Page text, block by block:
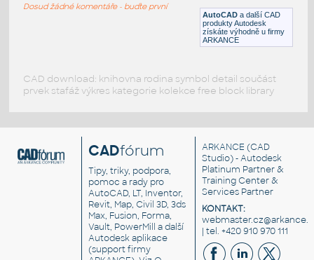
Nábytek AutoCAD a další CAD
produkty Autodesk
získáte výhodně u firmy
ARKANCE
Dosud žádné komentáře - buďte první
CAD download: knihovna rodina symbol detail součást
prvek stafáž výkres kategorie kolekce free block library
CADfórum
Tipy, triky, podpora,
pomoc a rady pro
AutoCAD, LT, Inventor,
Revit, Map, Civil 3D, 3ds
Max, Fusion, Forma,
Vault, PowerMill a další
Autodesk aplikace
(support firmy
ARKANCE (CAD
Studio) - Autodesk
Platinum Partner &
Training Center &
Services Partner
KONTAKT:
| tel. +420 910 970 111